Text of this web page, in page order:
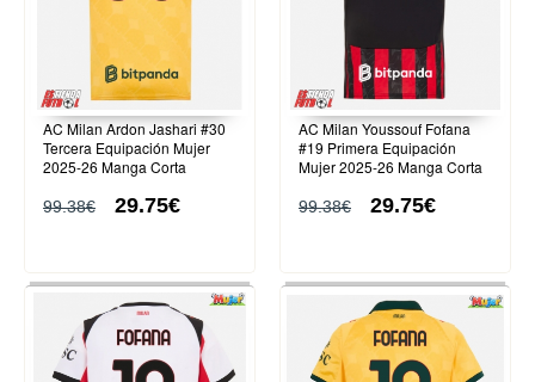
AC Milan Ardon Jashari #30
Tercera Equipación Mujer
2025-26 Manga Corta
99.38€ 29.75€
AC Milan Youssouf Fofana
#19 Primera Equipación
Mujer 2025-26 Manga Corta
99.38€ 29.75€